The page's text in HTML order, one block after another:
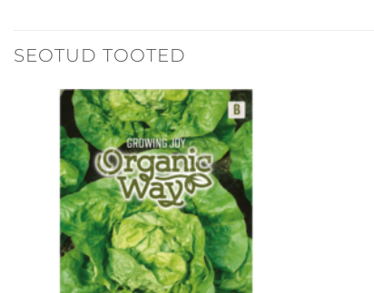
SEOTUD TOOTED